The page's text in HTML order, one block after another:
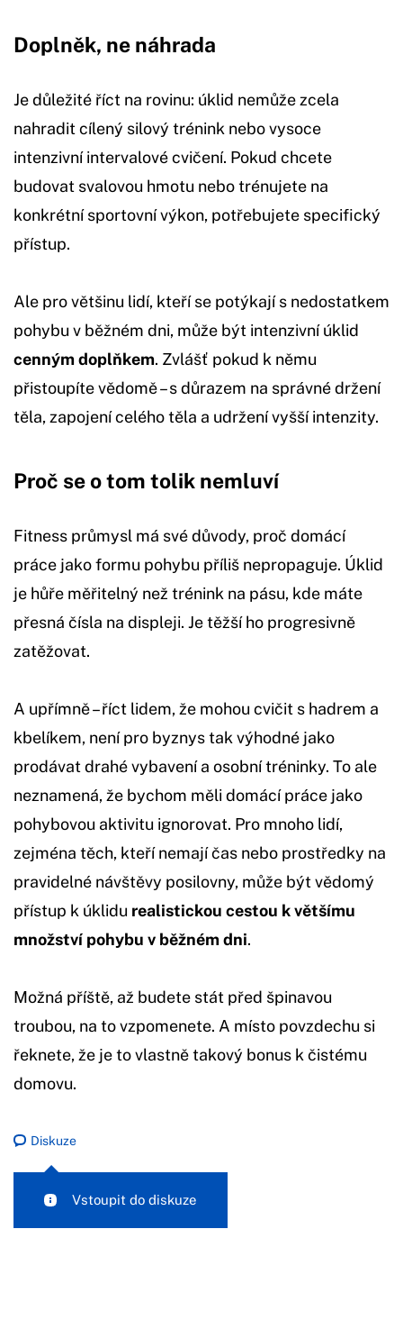
Doplněk, ne náhrada
Je důležité říct na rovinu: úklid nemůže zcela
nahradit cílený silový trénink nebo vysoce
intenzivní intervalové cvičení. Pokud chcete
budovat svalovou hmotu nebo trénujete na
konkrétní sportovní výkon, potřebujete specifický
přístup.
Ale pro většinu lidí, kteří se potýkají s nedostatkem
pohybu v běžném dni, může být intenzivní úklid
cenným doplňkem. Zvlášť pokud k němu
přistoupíte vědomě – s důrazem na správné držení
těla, zapojení celého těla a udržení vyšší intenzity.
Proč se o tom tolik nemluví
Fitness průmysl má své důvody, proč domácí
práce jako formu pohybu příliš nepropaguje. Úklid
je hůře měřitelný než trénink na pásu, kde máte
přesná čísla na displeji. Je těžší ho progresivně
zatěžovat.
A upřímně – říct lidem, že mohou cvičit s hadrem a
kbelíkem, není pro byznys tak výhodné jako
prodávat drahé vybavení a osobní tréninky. To ale
neznamená, že bychom měli domácí práce jako
pohybovou aktivitu ignorovat. Pro mnoho lidí,
zejména těch, kteří nemají čas nebo prostředky na
pravidelné návštěvy posilovny, může být vědomý
přístup k úklidu realistickou cestou k většímu
množství pohybu v běžném dni.
Možná příště, až budete stát před špinavou
troubou, na to vzpomenete. A místo povzdechu si
řeknete, že je to vlastně takový bonus k čistému
domovu.
Diskuze
Vstoupit do diskuze